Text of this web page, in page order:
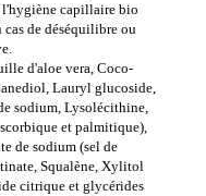
l'hygiène capillaire bio
de déséquilibre ou
d'aloe vera, Coco-
Lauryl glucoside,
sodium, Lysolécithine,
et palmitique),
de sodium (sel de
Squalène, Xylitol
citrique et glycérides